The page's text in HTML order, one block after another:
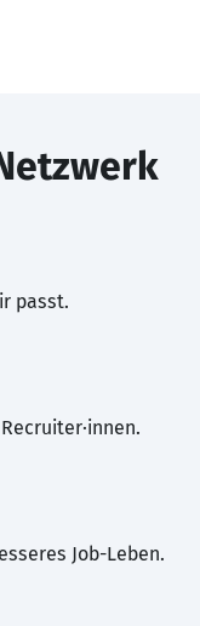
passt.
Job-Leben.